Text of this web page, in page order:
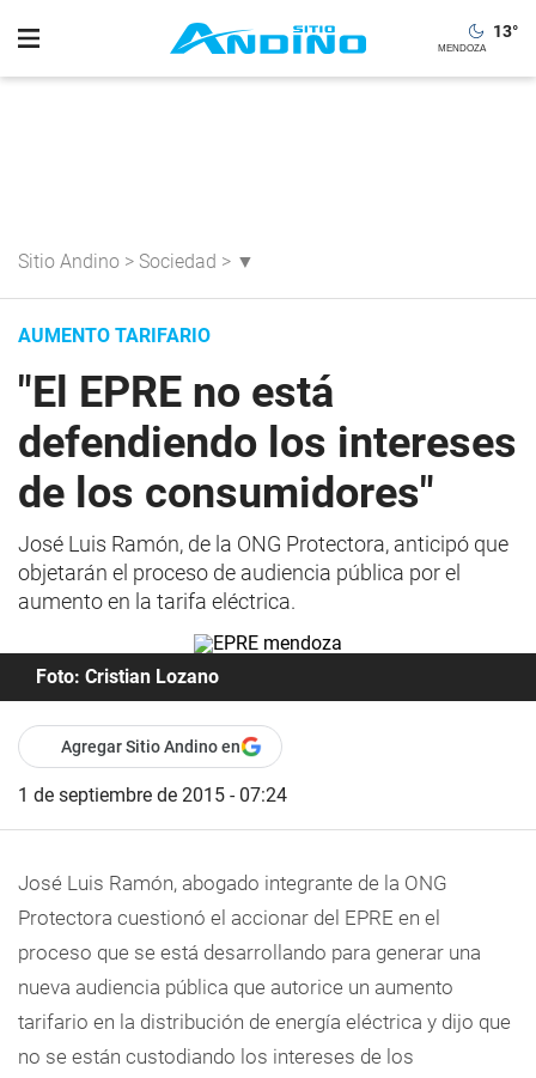
13°
Sitio Andino > Sociedad > ▼
AUMENTO TARIFARIO
"El EPRE no está
defendiendo los intereses
de los consumidores"
José Luis Ramón, de la ONG Protectora, anticipó que
objetarán el proceso de audiencia pública por el
aumento en la tarifa eléctrica.
Foto: Cristian Lozano
Agregar Sitio Andino en
1 de septiembre de 2015 - 07:24
José Luis Ramón, abogado integrante de la ONG
Protectora cuestionó el accionar del EPRE en el
proceso que se está desarrollando para generar una
nueva audiencia pública que autorice un aumento
tarifario en la distribución de energía eléctrica y dijo que
no se están custodiando los intereses de los